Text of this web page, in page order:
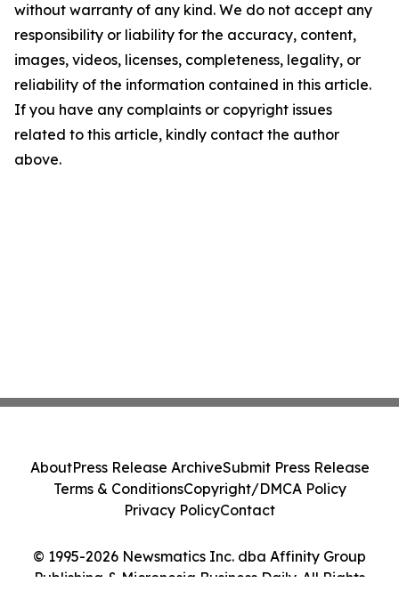
without warranty of any kind. We do not accept any
responsibility or liability for the accuracy, content,
images, videos, licenses, completeness, legality, or
reliability of the information contained in this article.
If you have any complaints or copyright issues
related to this article, kindly contact the author
above.
© 1995-2026 Newsmatics Inc. dba Affinity Group
Publishing & Micronesia Business Daily. All Rights
AboutPress Release ArchiveSubmit Press Release
Terms & ConditionsCopyright/DMCA Policy
Privacy PolicyContact